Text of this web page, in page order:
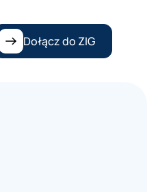
Dołącz do ZIG